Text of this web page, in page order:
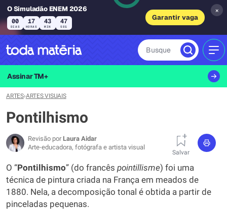
O Simuladão ENEM 2026
00
DIAS
17
HORAS
43
MIN
45
SEG
Garantir vaga
×
Busque
Assinar TM+
ARTES›ARTES VISUAIS
Pontilhismo
Revisão por Laura Aidar
Arte-educadora, fotógrafa e artista visual
Salvar
O “Pontilhismo” (do francês pointillisme) foi uma
técnica de pintura criada na França em meados de
1880. Nela, a decomposição tonal é obtida a partir de
pinceladas pequenas.